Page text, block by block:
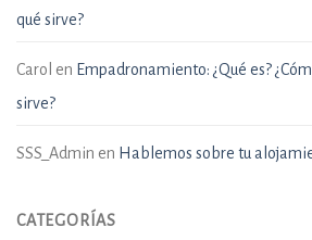
qué sirve?
Carol en Empadronamiento: ¿Qué es?
sirve?
SSS_Admin en Hablemos sobre tu
CATEGORÍAS